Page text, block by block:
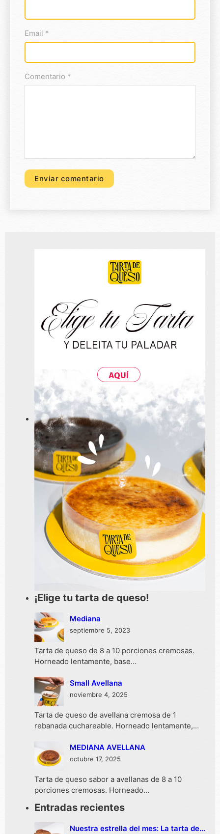
Email *
Comentario *
¡Elige tu tarta de queso!
Mediana
septiembre 5, 2023
Tarta de queso de 8 a 10 porciones cremosas.
Horneado lentamente, base…
Small Avellana
noviembre 4, 2025
Tarta de queso de avellana cremosa de 1
rebanada cuchareable. Horneado lentamente,…
MEDIANA AVELLANA
octubre 17, 2025
Tarta de queso sabor a avellanas de 8 a 10
porciones cremosas. Horneado…
Entradas recientes
Nuestra estrella del mes: La tarta de